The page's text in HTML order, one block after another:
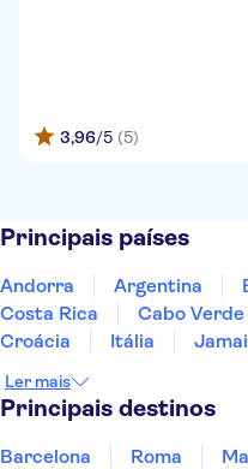
3,96/5 (5)
Principais países
Andorra Argentina
Costa Rica
Cabo Verde
Croácia
Itália
Portugal
Singapura
Ler mais
Principais destinos
Barcelona Roma